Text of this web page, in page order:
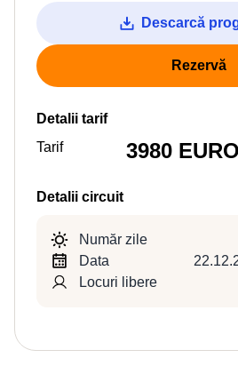
Descarcă
Rezervă
Detalii tarif
Tarif
3980
Detalii circuit
Număr zile
Data
Locuri libere